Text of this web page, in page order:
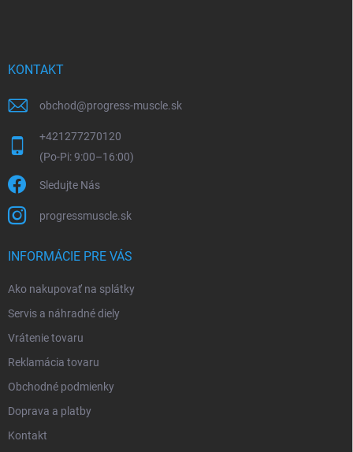
KONTAKT
obchod@progress-muscle.sk
+421277270120
Sledujte Nás
progressmuscle.sk
INFORMÁCIE PRE VÁS
Ako nakupovať na splátky
Servis a náhradné diely
Vrátenie tovaru
Reklamácia tovaru
Obchodné podmienky
Doprava a platby
Kontakt